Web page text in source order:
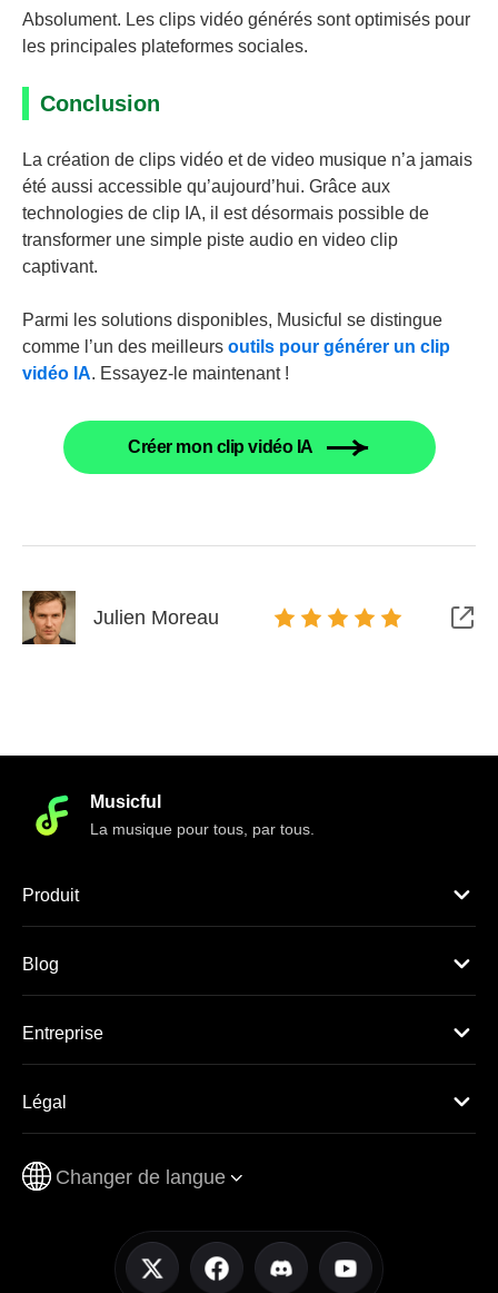
Absolument. Les clips vidéo générés sont optimisés pour
les principales plateformes sociales.
Conclusion
La création de clips vidéo et de video musique n’a jamais
été aussi accessible qu’aujourd’hui. Grâce aux
technologies de clip IA, il est désormais possible de
transformer une simple piste audio en video clip
captivant.
Parmi les solutions disponibles, Musicful se distingue
comme l’un des meilleurs outils pour générer un clip
vidéo IA. Essayez-le maintenant !
Créer mon clip vidéo IA
Julien Moreau
Musicful
La musique pour tous, par tous.
Produit
Blog
Entreprise
Légal
Changer de langue